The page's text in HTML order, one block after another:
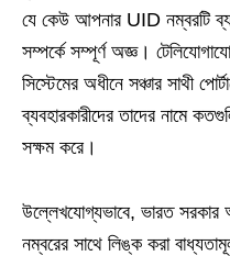
যে কেউ আপনার UID নম্বরটি
সম্পর্কে সম্পূর্ণ অজ্ঞ।
সিস্টেমের অধীনে সঞ্চার সাথী
ব্যবহারকারীদের তাদের নামে
সক্ষম করে।
উল্লেখযোগ্যভাবে, ভারত
নম্বরের সাথে লিঙ্ক করা